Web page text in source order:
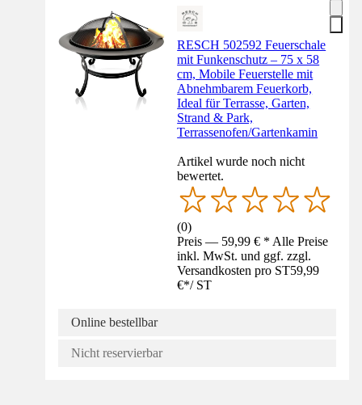
RESCH 502592 Feuerschale
mit Funkenschutz – 75 x 58
cm, Mobile Feuerstelle mit
Abnehmbarem Feuerkorb,
Ideal für Terrasse, Garten,
Strand & Park,
Terrassenofen/Gartenkamin
Artikel wurde noch nicht
bewertet.
(0)
Preis — 59,99 € * Alle Preise
inkl. MwSt. und ggf. zzgl.
Versandkosten pro ST59,99
€*/ ST
Online bestellbar
Nicht reservierbar